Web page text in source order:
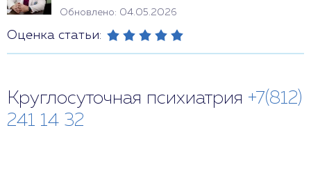
Обновлено: 04.05.2026
Оценка статьи:
Круглосуточная психиатрия +7(812)
241 14 32